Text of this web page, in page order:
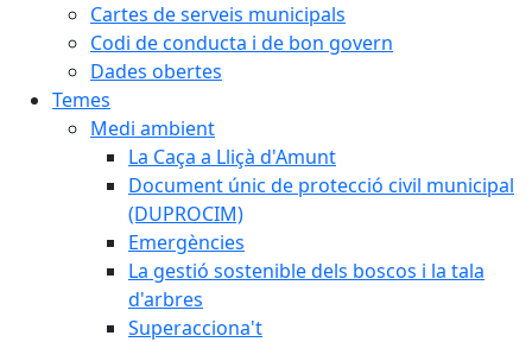
Cartes de serveis municipals
Codi de conducta i de bon govern
Dades obertes
Temes
Medi ambient
La Caça a Lliçà d'Amunt
Document únic de protecció civil municipal
(DUPROCIM)
Emergències
La gestió sostenible dels boscos i la tala
d'arbres
Superacciona't